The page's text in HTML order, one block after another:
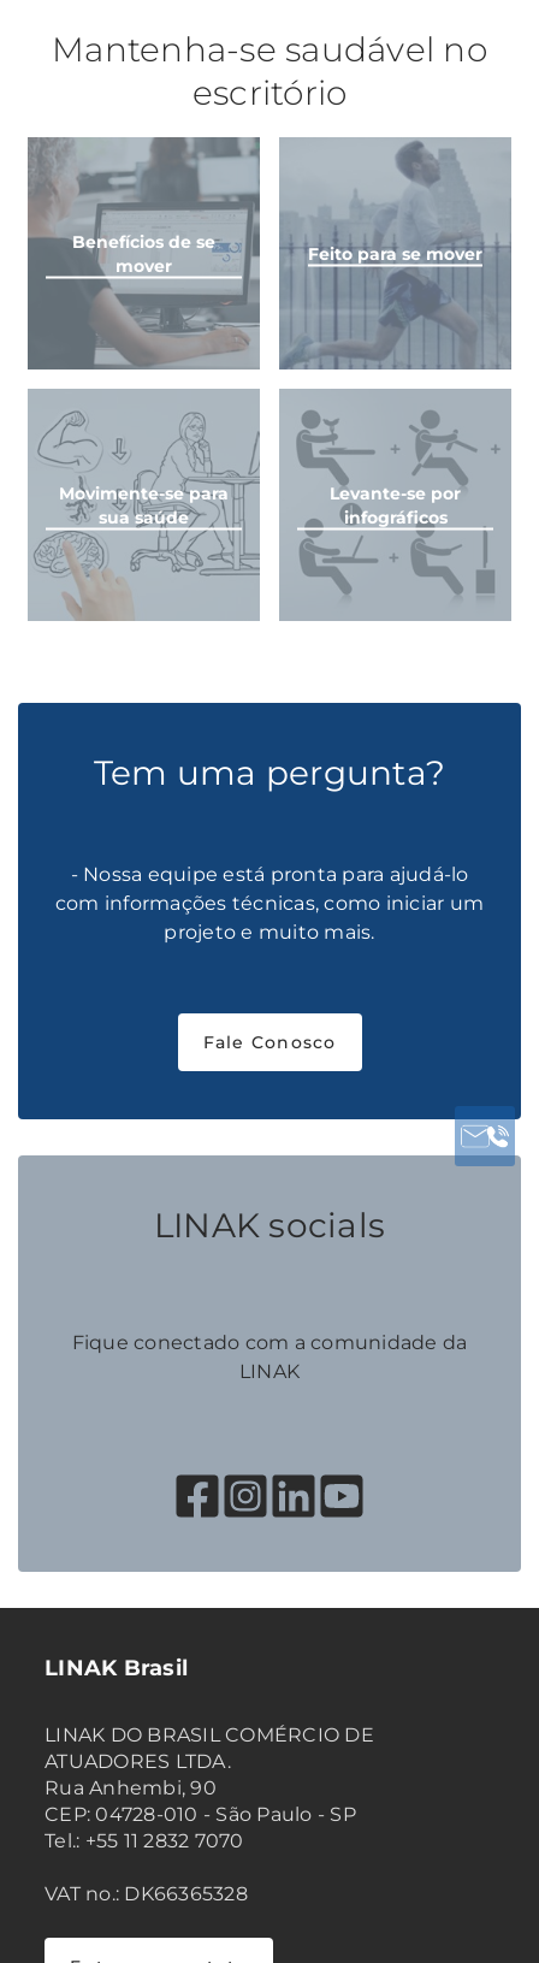
Mantenha-se saudável no
escritório
Benefícios de se
mover
Feito para se mover
Movimente-se para
sua saúde
Levante-se por
infográficos
Tem uma pergunta?
- Nossa equipe está pronta para ajudá-lo
com informações técnicas, como iniciar um
projeto e muito mais.
Fale Conosco
LINAK socials
Fique conectado com a comunidade da
LINAK
LINAK Brasil
LINAK DO BRASIL COMÉRCIO DE
ATUADORES LTDA.
Rua Anhembi, 90
CEP: 04728-010 - São Paulo - SP
Tel.: +55 11 2832 7070
VAT no.: DK66365328